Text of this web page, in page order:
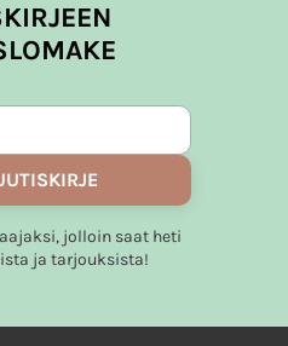
jolloin saat heti
ja tarjouksista!